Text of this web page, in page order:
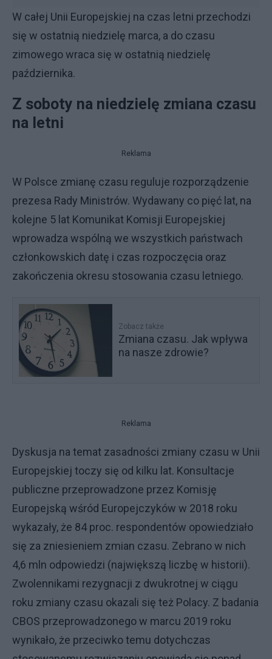
W całej Unii Europejskiej na czas letni przechodzi
się w ostatnią niedzielę marca, a do czasu
zimowego wraca się w ostatnią niedzielę
października.
Z soboty na niedzielę zmiana czasu
na letni
Reklama
W Polsce zmianę czasu reguluje rozporządzenie
prezesa Rady Ministrów. Wydawany co pięć lat, na
kolejne 5 lat Komunikat Komisji Europejskiej
wprowadza wspólną we wszystkich państwach
członkowskich datę i czas rozpoczęcia oraz
zakończenia okresu stosowania czasu letniego.
Zobacz także
Zmiana czasu. Jak wpływa
na nasze zdrowie?
Reklama
Dyskusja na temat zasadności zmiany czasu w Unii
Europejskiej toczy się od kilku lat. Konsultacje
publiczne przeprowadzone przez Komisję
Europejską wśród Europejczyków w 2018 roku
wykazały, że 84 proc. respondentów opowiedziało
się za zniesieniem zmian czasu. Zebrano w nich
4,6 mln odpowiedzi (największą liczbę w historii).
Zwolennikami rezygnacji z dwukrotnej w ciągu
roku zmiany czasu okazali się też Polacy. Z badania
CBOS przeprowadzonego w marcu 2019 roku
wynikało, że przeciwko temu dotychczas